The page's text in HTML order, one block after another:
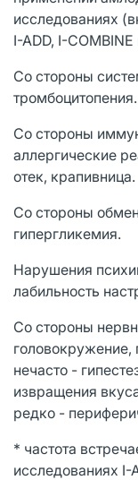
исследованиях
I-ADD, I-
Со стороны
тромбоцитопения.
Со стороны
аллергические
отек, крапивница.
Со стороны
гипергликемия.
Нарушения
лабильность
Со стороны
головокружение,
нечасто -
извращения
редко -
* частота
исследованиях